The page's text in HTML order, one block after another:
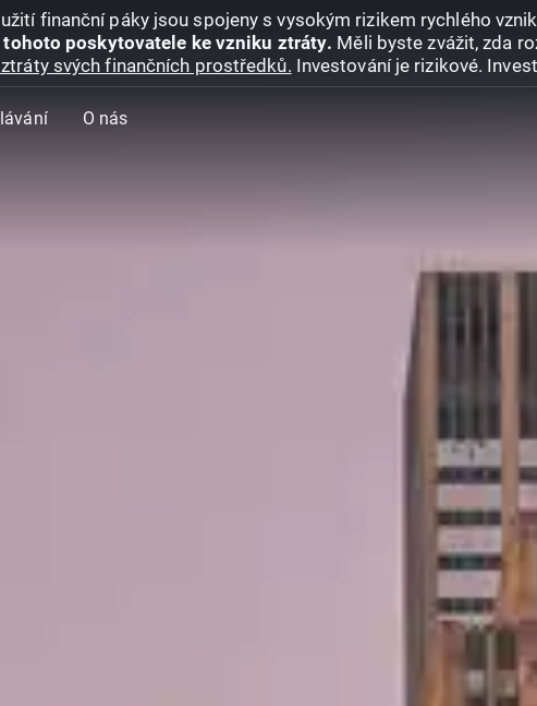
finanční páky jsou spojeny s vysokým rizikem rychlého
poskytovatele ke vzniku ztráty. Měli byste zvážit, zda
svých finančních prostředků. Investování je rizikové.
O nás